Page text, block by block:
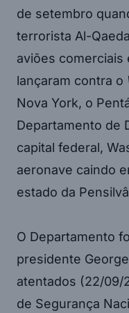
de setembro
terrorista Al-
aviões comerciais
lançaram contra o
Nova York, o
Departamento de
capital federal,
aeronave caindo
estado da
O Departamento
presidente
atentados (22/09/
de Segurança